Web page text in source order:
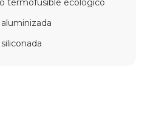
termofusible ecológico